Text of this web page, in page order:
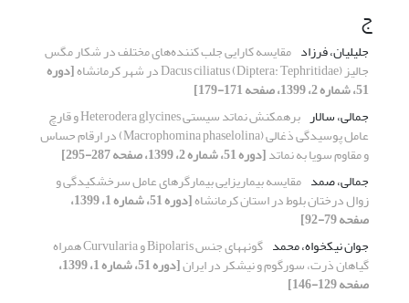
ج
جلیلیان، فرزاد مقایسه کارایی جلب کننده‌های مختلف در شکار مگس
جالیز Dacus ciliatus (Diptera: Tephritidae) در شهر کرمانشاه [دوره
51، شماره 2، 1399، صفحه 171-179]
جمالی، سالار
برهمکنش نماتد سیستی Heterodera glycines و قارچ
عامل پوسیدگی ذغالی (Macrophomina phaselolina) در ارقام حساس
و مقاوم سویا به نماتد[دوره 51، شماره 2، 1399، صفحه 287-295]
جمالی، صمد مقایسه بیماریزایی بیمارگرهای عامل سرخشکیدگی و
زوال درختان بلوط در استان کرمانشاه [دوره 51، شماره 1، 1399،
صفحه 79-92]
جوان نیکخواه، محمد
گونه‎های جنس Bipolaris و Curvularia همراه
گیاهان ذرت، سورگوم و نیشکر در ایران [دوره 51، شماره 1، 1399،
صفحه 129-146]